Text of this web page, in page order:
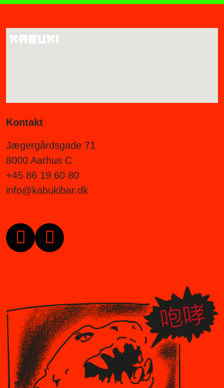
Kontakt
Jægergårdsgade 71
8000 Aarhus C
+45 86 19 60 80
info@kabukibar.dk